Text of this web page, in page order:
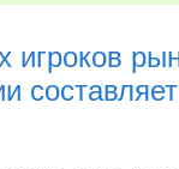
игроков